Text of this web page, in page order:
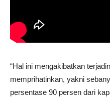
“Hal ini mengakibatkan
memprihatinkan, yakni
persentase 90 persen dari